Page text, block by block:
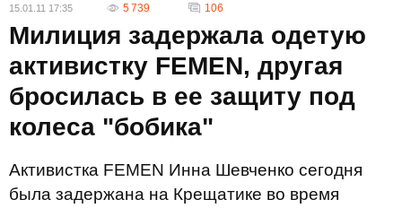
15.01.11 17:35 5 739 106
Милиция задержала одетую
активистку FEMEN, другая
бросилась в ее защиту под
колеса "бобика"
Активистка FEMEN Инна Шевченко сегодня
была задержана на Крещатике во время